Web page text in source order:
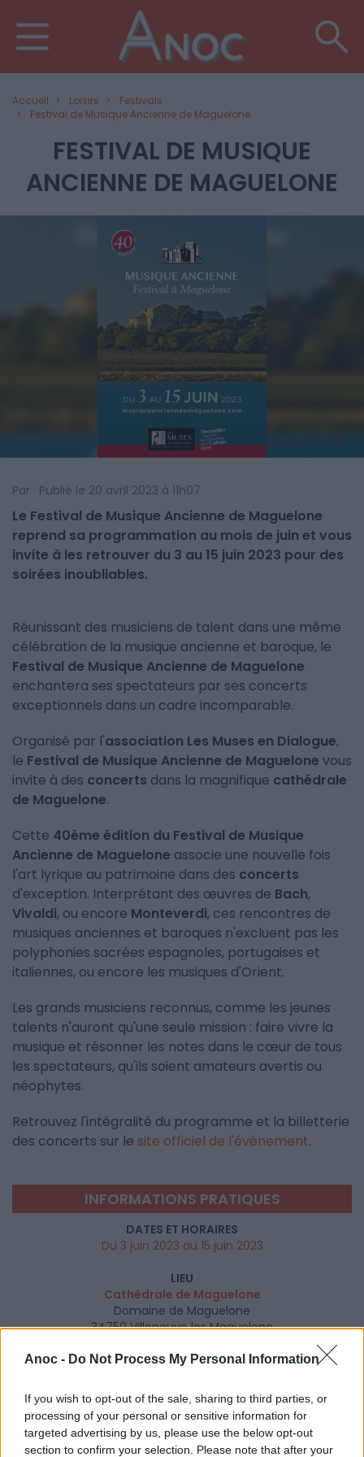
Anoc - Do Not Process My Personal Information
If you wish to opt-out of the sale, sharing to third parties, or
processing of your personal or sensitive information for
targeted advertising by us, please use the below opt-out
section to confirm your selection. Please note that after your
Accueil Loisirs
Festivals
Festival de Musique Ancienne de Maguelone
FESTIVAL DE MUSIQUE
ANCIENNE DE MAGUELONE
Par · Publié le 20 avril 2023 à 11h07
Le Festival de Musique Ancienne de Maguelone
reprend sa programmation au mois de juin et vous
invite à les retrouver du 3 au 15 juin 2023 pour des
soirées inoubliables.
Réunissant des musiciens de talent dans une même
célébration de la musique ancienne et baroque, le
Festival de Musique Ancienne de Maguelone
enchantera ses spectateurs par ses concerts
exceptionnels dans un cadre incomparable.
Organisé par l'association Les Muses en Dialogue,
le Festival de Musique Ancienne de Maguelone vous
invite à des concerts dans la magnifique cathédrale
de Maguelone.
Cette 40ème édition du Festival de Musique
Ancienne de Maguelone associe une nouvelle fois
l'art lyrique au patrimoine dans des concerts
d'exception. Interprétant des œuvres de Bach,
Vivaldi, ou encore Monteverdi, ces rencontres de
musiques anciennes et baroques n'excluent pas les
polyphonies sacrées espagnoles, portugaises et
italiennes, ou encore les musiques d'Orient.
Les grands musiciens reconnus, comme les jeunes
talents n'auront qu'une seule mission : faire vivre la
musique et résonner les notes dans le cœur de tous
les spectateurs, qu'ils soient amateurs avertis ou
néophytes.
Retrouvez l'intégralité du programme et la billetterie
des concerts sur le site officiel de l'événement.
INFORMATIONS PRATIQUES
DATES ET HORAIRES
Du 3 juin 2023 au 15 juin 2023
LIEU
Cathédrale de Maguelone
Domaine de Maguelone
34750 Villeneuve les Maguelone
Cat. 3 (à partir de) : 20€
Cat. 2 (à partir de) : 25€
Cat. 1 (à partir de) : 30€